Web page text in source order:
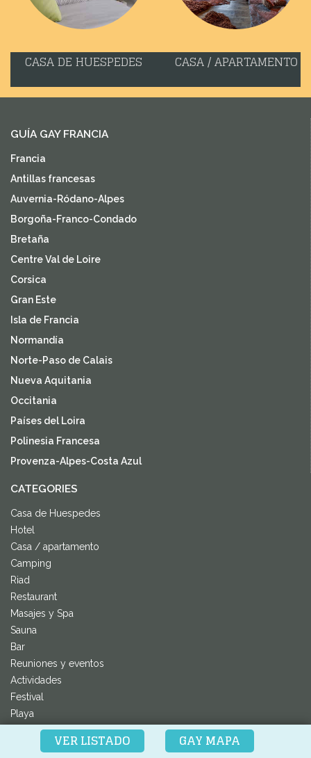
VER LISTADO GAY MAPA
CASA DE HUESPEDES CASA / APARTAMENTO
GUÍA GAY FRANCIA
Francia
Antillas francesas
Auvernia-Ródano-Alpes
Borgoña-Franco-Condado
Bretaña
Centre Val de Loire
Corsica
Gran Este
Isla de Francia
Normandía
Norte-Paso de Calais
Nueva Aquitania
Occitania
Países del Loira
Polinesia Francesa
Provenza-Alpes-Costa Azul
CATEGORIES
Casa de Huespedes
Hotel
Casa / apartamento
Camping
Riad
Restaurant
Masajes y Spa
Sauna
Bar
Reuniones y eventos
Actividades
Festival
Playa
Museo
Listados de bienes raíces